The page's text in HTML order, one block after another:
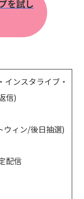
を試し
インスタライブ・
信)
ウィン/後日抽選)
配信